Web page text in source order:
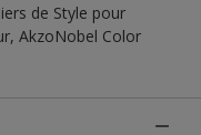
de Style pour
AkzoNobel Color